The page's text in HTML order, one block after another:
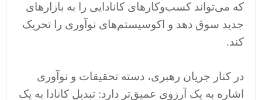
که می‌تواند کسب‌وکارهای کانادایی را به بازارهای
جدید سوق دهد و اکوسیستم‌های نوآوری را تحریک
کند.
در کنار جریان رهبری، دسته تحقیقات و نوآوری
اشاره به یک آرزوی عمیق‌تر دارد: تبدیل کانادا به یک